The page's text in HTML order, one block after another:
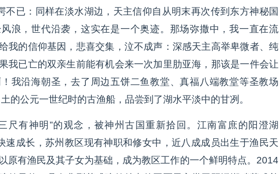
不已：同样在淡水湖边，天主信仰自从明末再次传到东方神秘国
浪，世代沿袭，这实在是一个奥迹。那场弥撒中，我一直在流
我的信仰基因，悲喜交集，泣不成声：深感天主高举卑微者、纯
我已亡的双亲生前能有机会来一次加里肋亚海，那该是一件会让
我沿海朝圣，去了周边五饼二鱼教堂、真福八端教堂等圣教场
的公元一世纪时的古渔船，品尝到了湖水平淡中的甘冽。
尺有神明”的观念，被神州古国重新拾回。江南富庶的阳澄湖
速成长，苏州教区现有神职和修女中，近八成成员出生于渔民天
原有渔民及其子女为基础，成为教区工作的一个鲜明特点。2014